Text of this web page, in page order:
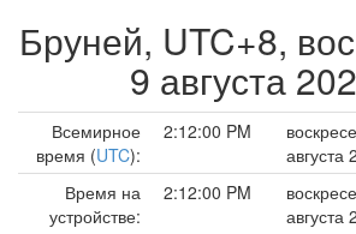
Бруней, UTC+8,
9 августа
Всемирное
время (UTC):
2:12:00 PM
августа
Время на
устройстве:
2:12:00 PM
августа